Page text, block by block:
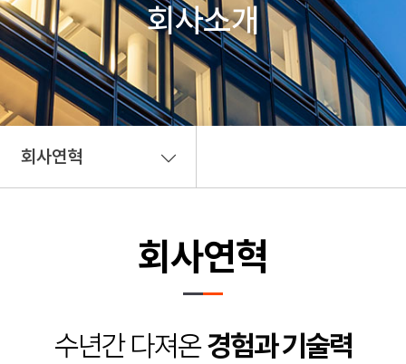
회사소개
회사연혁
회사연혁
수년간 다져온경험과 기술력